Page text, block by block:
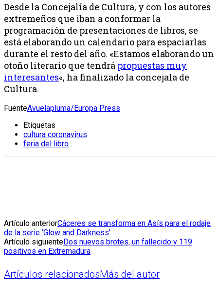
Desde la Concejalía de Cultura, y con los autores
extremeños que iban a conformar la
programación de presentaciones de libros, se
está elaborando un calendario para espaciarlas
durante el resto del año. «Estamos elaborando un
otoño literario que tendrá propuestas muy
interesantes«, ha finalizado la concejala de
Cultura.
FuenteAvuelapluma/Europa Press
Etiquetas
cultura coronavirus
feria del libro
Artículo anteriorCáceres se transforma en Asís para el rodaje
de la serie ‘Glow and Darkness’
Artículo siguienteDos nuevos brotes, un fallecido y 119
positivos en Extremadura
Artículos relacionadosMás del autor